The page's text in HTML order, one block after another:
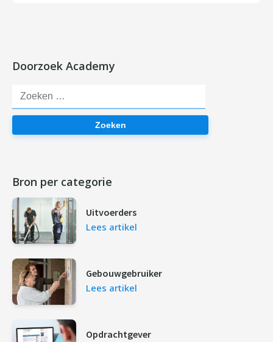
Doorzoek Academy
Zoeken
Bron per categorie
Uitvoerders
Lees artikel
Gebouwgebruiker
Lees artikel
Opdrachtgever